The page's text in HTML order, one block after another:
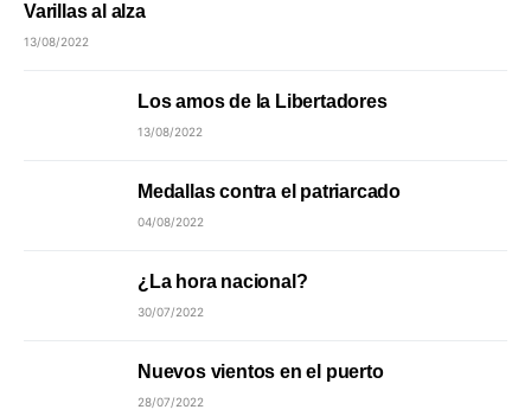
Varillas al alza
13/08/2022
Los amos de la Libertadores
13/08/2022
Medallas contra el patriarcado
04/08/2022
¿La hora nacional?
30/07/2022
Nuevos vientos en el puerto
28/07/2022